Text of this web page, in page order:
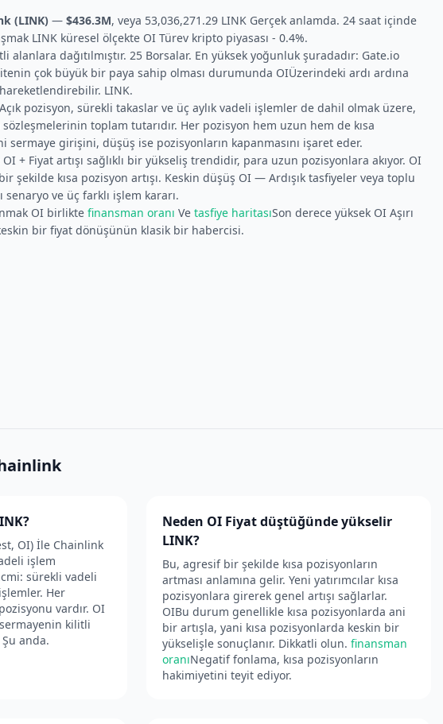
(LINK) — $436.3M, veya 53,036,271.29 LINK Gerçek anlamda. 24 saat içinde
LINK küresel ölçekte OI Türev kripto piyasası - 0.4%.
alanlara dağıtılmıştır. 25 Borsalar. En yüksek yoğunluk şuradadır: Gate.io
çok büyük bir paya sahip olması durumunda OIÜzerindeki ardı ardına
LINK.
pozisyon, sürekli takaslar ve üç aylık vadeli işlemler de dahil olmak üzere,
toplam tutarıdır. Her pozisyon hem uzun hem de kısa
sermaye girişini, düşüş ise pozisyonların kapanmasını işaret eder.
+ Fiyat artışı sağlıklı bir yükseliş trendidir, para uzun pozisyonlara akıyor. OI
şekilde kısa pozisyon artışı. Keskin düşüş OI — Ardışık tasfiyeler veya toplu
senaryo ve üç farklı işlem kararı.
OI birlikte finansman oranı Ve tasfiye haritasıSon derece yüksek OI Aşırı
bir fiyat dönüşünün klasik bir habercisi.
OI) İle Chainlink
işlem
sürekli vadeli
Her
vardır. OI
kilitli
anda.
Neden OI Fiyat düştüğünde yükselir
LINK?
Bu, agresif bir şekilde kısa pozisyonların
artması anlamına gelir. Yeni yatırımcılar kısa
pozisyonlara girerek genel artışı sağlarlar.
OIBu durum genellikle kısa pozisyonlarda ani
bir artışla, yani kısa pozisyonlarda keskin bir
yükselişle sonuçlanır. Dikkatli olun.finansman
oranıNegatif fonlama, kısa pozisyonların
hakimiyetini teyit ediyor.